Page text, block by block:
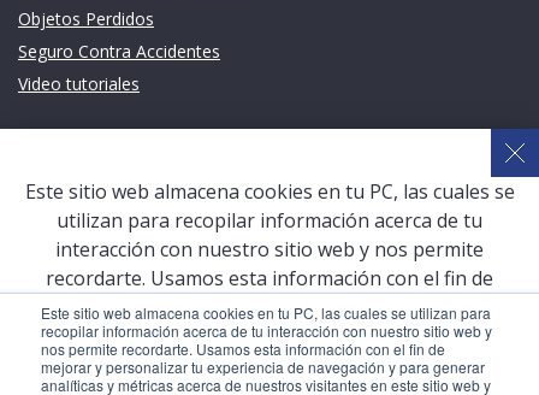
Este sitio web almacena cookies en tu PC, las cuales se utilizan para
recopilar información acerca de tu interacción con nuestro sitio web y
nos permite recordarte. Usamos esta información con el fin de
mejorar y personalizar tu experiencia de navegación y para generar
analíticas y métricas acerca de nuestros visitantes en este sitio web y
Objetos Perdidos
Seguro Contra Accidentes
Video tutoriales
Sistema de Gestión Académica (SGA)
Defensoría Universitaria
Terceros vinculados
San Pablo Mail
Aula Virtual Pregrado
Aula Virtual Postgrado
Este sitio web almacena cookies en tu PC, las cuales se
utilizan para recopilar información acerca de tu
interacción con nuestro sitio web y nos permite
recordarte. Usamos esta información con el fin de
mejorar y personalizar tu experiencia de navegación y
para generar analíticas y métricas acerca de nuestros
visitantes en este sitio web y otros medios de